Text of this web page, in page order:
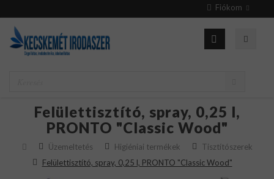
Fiókom
Felülettisztító, spray, 0,25 l,
PRONTO "Classic Wood"
Üzemeltetés Higiéniai termékek
Tisztítószerek
Felülettisztító, spray, 0,25 l, PRONTO "Classic Wood"